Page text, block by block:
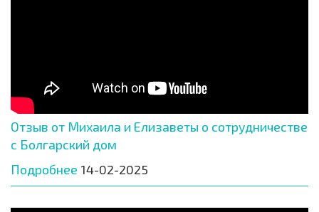
Отзыв от Михаила и Елизаветы о сотрудничестве
с Болгарский дом
Подробнее 14-02-2025